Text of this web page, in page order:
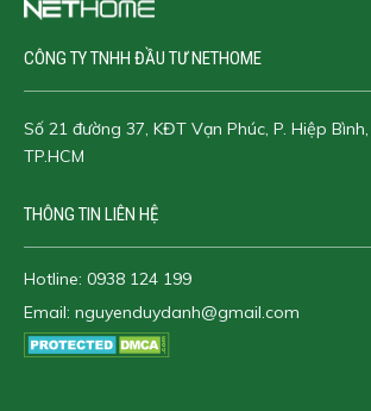
CÔNG TY TNHH ĐẦU TƯ NETHOME
Số 21 đường 37, KĐT Vạn Phúc, P. Hiệp Bình,
TP.HCM
THÔNG TIN LIÊN HỆ
Hotline: 0938 124 199
Email: nguyenduydanh@gmail.com